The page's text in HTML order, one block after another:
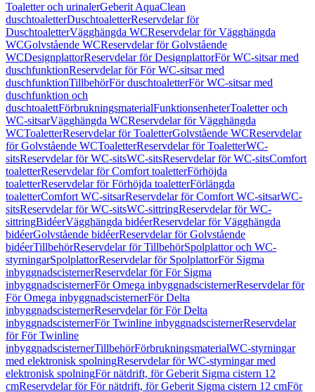
Toaletter och urinalerGeberit AquaClean
duschtoaletterDuschtoaletterReservdelar för
DuschtoaletterVägghängda WCReservdelar för Vägghängda
WCGolvstående WCReservdelar för Golvstående
WCDesignplattorReservdelar för DesignplattorFör WC-sitsar med
duschfunktionReservdelar för För WC-sitsar med
duschfunktionTillbehörFör duschtoaletterFör WC-sitsar med
duschfunktion och
duschtoalettFörbrukningsmaterialFunktionsenheterToaletter och
WC-sitsarVägghängda WCReservdelar för Vägghängda
WCToaletterReservdelar för ToaletterGolvstående WCReservdelar
för Golvstående WCToaletterReservdelar för ToaletterWC-
sitsReservdelar för WC-sitsWC-sitsReservdelar för WC-sitsComfort
toaletterReservdelar för Comfort toaletterFörhöjda
toaletterReservdelar för Förhöjda toaletterFörlängda
toaletterComfort WC-sitsarReservdelar för Comfort WC-sitsarWC-
sitsReservdelar för WC-sitsWC-sittringReservdelar för WC-
sittringBidéerVägghängda bidéerReservdelar för Vägghängda
bidéerGolvstående bidéerReservdelar för Golvstående
bidéerTillbehörReservdelar för TillbehörSpolplattor och WC-
styrningarSpolplattorReservdelar för SpolplattorFör Sigma
inbyggnadscisternerReservdelar för För Sigma
inbyggnadscisternerFör Omega inbyggnadscisternerReservdelar för
För Omega inbyggnadscisternerFör Delta
inbyggnadscisternerReservdelar för För Delta
inbyggnadscisternerFör Twinline inbyggnadscisternerReservdelar
för För Twinline
inbyggnadscisternerTillbehörFörbrukningsmaterialWC-styrningar
med elektronisk spolningReservdelar för WC-styrningar med
elektronisk spolningFör nätdrift, för Geberit Sigma cistern 12
cmReservdelar för För nätdrift, för Geberit Sigma cistern 12 cmFör